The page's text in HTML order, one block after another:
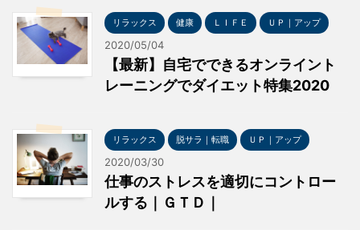
リラックス 健康 ＬＩＦＥ ＵＰ｜アップ
2020/05/04
【最新】自宅でできるオンライント
レーニングでダイエット特集2020
リラックス 脱サラ｜転職 ＵＰ｜アップ
2020/03/30
仕事のストレスを適切にコントロー
ルする｜ＧＴＤ｜